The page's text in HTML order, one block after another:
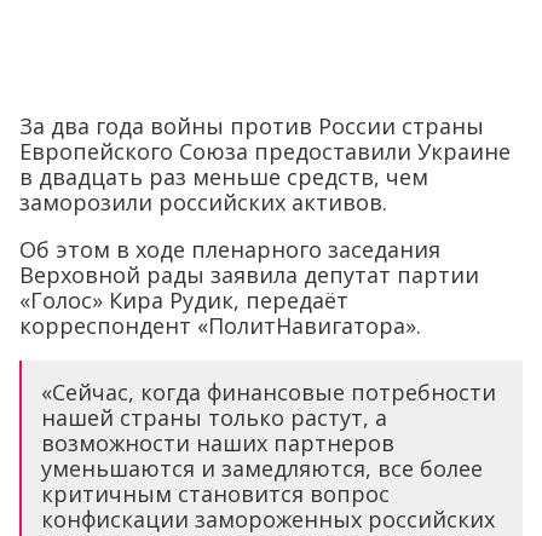
За два года войны против России страны
Европейского Союза предоставили Украине
в двадцать раз меньше средств, чем
заморозили российских активов.
Об этом в ходе пленарного заседания
Верховной рады заявила депутат партии
«Голос» Кира Рудик, передаёт
корреспондент «ПолитНавигатора».
«Сейчас, когда финансовые потребности
нашей страны только растут, а
возможности наших партнеров
уменьшаются и замедляются, все более
критичным становится вопрос
конфискации замороженных российских